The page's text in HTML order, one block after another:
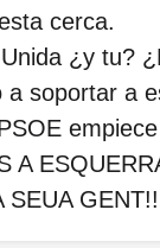
cerca.
¿y tu?
a soportar a
A
SEUA